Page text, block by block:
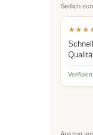
Seitlich
Verifiziert